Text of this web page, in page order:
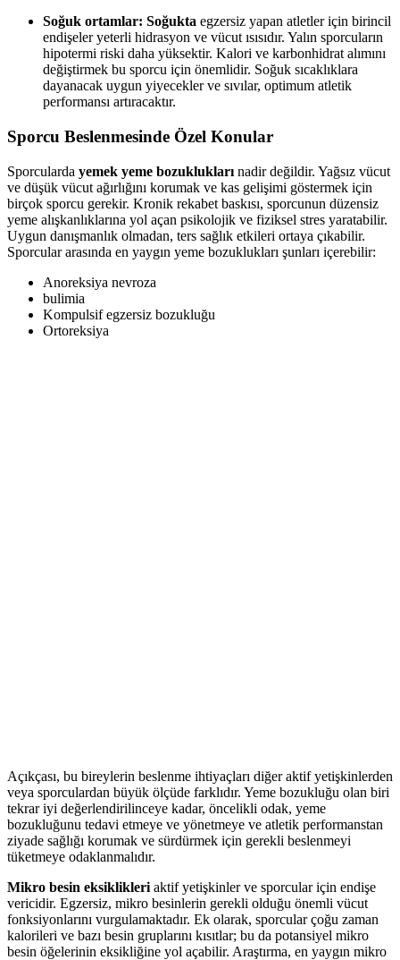
Soğuk ortamlar: Soğukta egzersiz yapan atletler için birincil
endişeler yeterli hidrasyon ve vücut ısısıdır. Yalın sporcuların
hipotermi riski daha yüksektir. Kalori ve karbonhidrat alımını
değiştirmek bu sporcu için önemlidir. Soğuk sıcaklıklara
dayanacak uygun yiyecekler ve sıvılar, optimum atletik
performansı artıracaktır.
Sporcu Beslenmesinde Özel Konular
Sporcularda yemek yeme bozuklukları nadir değildir. Yağsız vücut
ve düşük vücut ağırlığını korumak ve kas gelişimi göstermek için
birçok sporcu gerekir. Kronik rekabet baskısı, sporcunun düzensiz
yeme alışkanlıklarına yol açan psikolojik ve fiziksel stres yaratabilir.
Uygun danışmanlık olmadan, ters sağlık etkileri ortaya çıkabilir.
Sporcular arasında en yaygın yeme bozuklukları şunları içerebilir:
Anoreksiya nevroza
bulimia
Kompulsif egzersiz bozukluğu
Ortoreksiya
Açıkçası, bu bireylerin beslenme ihtiyaçları diğer aktif yetişkinlerden
veya sporculardan büyük ölçüde farklıdır. Yeme bozukluğu olan biri
tekrar iyi değerlendirilinceye kadar, öncelikli odak, yeme
bozukluğunu tedavi etmeye ve yönetmeye ve atletik performanstan
ziyade sağlığı korumak ve sürdürmek için gerekli beslenmeyi
tüketmeye odaklanmalıdır.
Mikro besin eksiklikleri aktif yetişkinler ve sporcular için endişe
vericidir. Egzersiz, mikro besinlerin gerekli olduğu önemli vücut
fonksiyonlarını vurgulamaktadır. Ek olarak, sporcular çoğu zaman
kalorileri ve bazı besin gruplarını kısıtlar; bu da potansiyel mikro
besin öğelerinin eksikliğine yol açabilir. Araştırma, en yaygın mikro